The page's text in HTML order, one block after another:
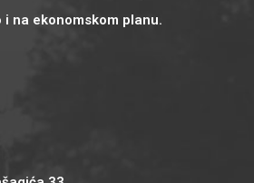
na ekonomskom planu.